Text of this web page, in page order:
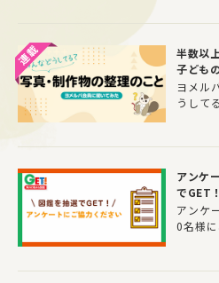
ので
につい
どんな
るのか
お悩み
ントを
中で
マ、「
連載し
こさん
答えて
半数以
子ども
ヨメル
うして
て。
や、保
物」。
反面、
追いつ
に困る
ルバ
アンケ
でGET
図鑑
アンケ
0名様
す。
す。